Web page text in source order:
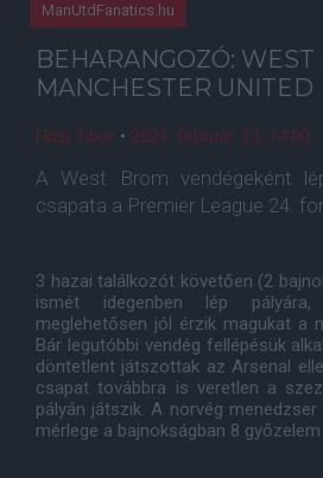
ManUtdFanatics.hu
BEHARANGOZÓ: WEST
MANCHESTER UNITED
Házi Tibor • 2021. február. 13. 14:00
A West Brom vendégeként
csapata a Premier League 24.
3 hazai találkozót követően (2
ismét idegenben lép
meglehetősen jól érzik magukat a
Bár legutóbbi vendég fellépésük
döntetlent játszottak az Arsenal
csapat továbbra is veretlen a
pályán játszik. A norvég menedzser
mérlege a bajnokságban 8